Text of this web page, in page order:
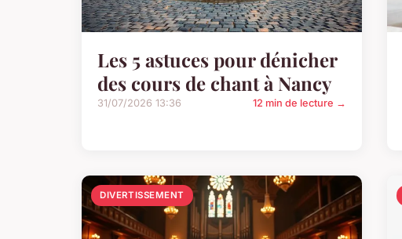
Les 5 astuces pour dénicher
des cours de chant à Nancy
31/07/2026 13:36 12 min de lecture →
DIVERTISSEMENT